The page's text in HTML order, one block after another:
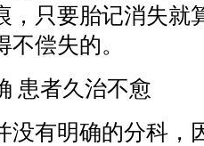
，只要胎记消失就
偿失的。
患者久治不愈
没有明确的分科，